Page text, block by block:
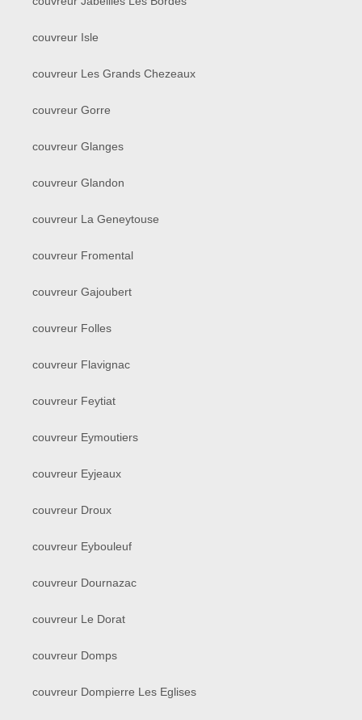
couvreur Isle
couvreur Les Grands Chezeaux
couvreur Gorre
couvreur Glanges
couvreur Glandon
couvreur La Geneytouse
couvreur Fromental
couvreur Gajoubert
couvreur Folles
couvreur Flavignac
couvreur Feytiat
couvreur Eymoutiers
couvreur Eyjeaux
couvreur Droux
couvreur Eybouleuf
couvreur Dournazac
couvreur Le Dorat
couvreur Domps
couvreur Dompierre Les Eglises